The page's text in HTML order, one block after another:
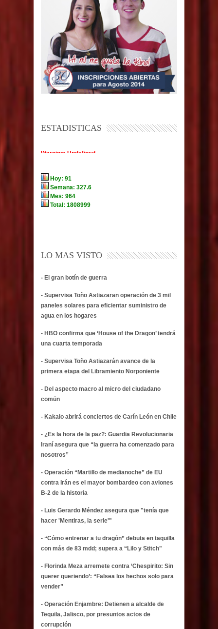
ESTADISTICAS
LO MAS VISTO
- El gran botín de guerra
- Supervisa Toño Astiazaran operación de 3 mil
paneles solares para eficientar suministro de
agua en los hogares
- HBO confirma que ‘House of the Dragon’ tendrá
una cuarta temporada
- Supervisa Toño Astiazarán avance de la
primera etapa del Libramiento Norponiente
- Del aspecto macro al micro del ciudadano
común
- Kakalo abrirá conciertos de Carín León en Chile
- ¿Es la hora de la paz?: Guardia Revolucionaria
Iraní asegura que “la guerra ha comenzado para
nosotros”
- Operación “Martillo de medianoche” de EU
contra Irán es el mayor bombardeo con aviones
B-2 de la historia
- Luis Gerardo Méndez asegura que "tenía que
hacer 'Mentiras, la serie'"
- “Cómo entrenar a tu dragón” debuta en taquilla
con más de 83 mdd; supera a “Lilo y Stitch"
- Florinda Meza arremete contra ‘Chespirito: Sin
querer queriendo’: “Falsea los hechos solo para
vender”
- Operación Enjambre: Detienen a alcalde de
Tequila, Jalisco, por presuntos actos de
corrupción